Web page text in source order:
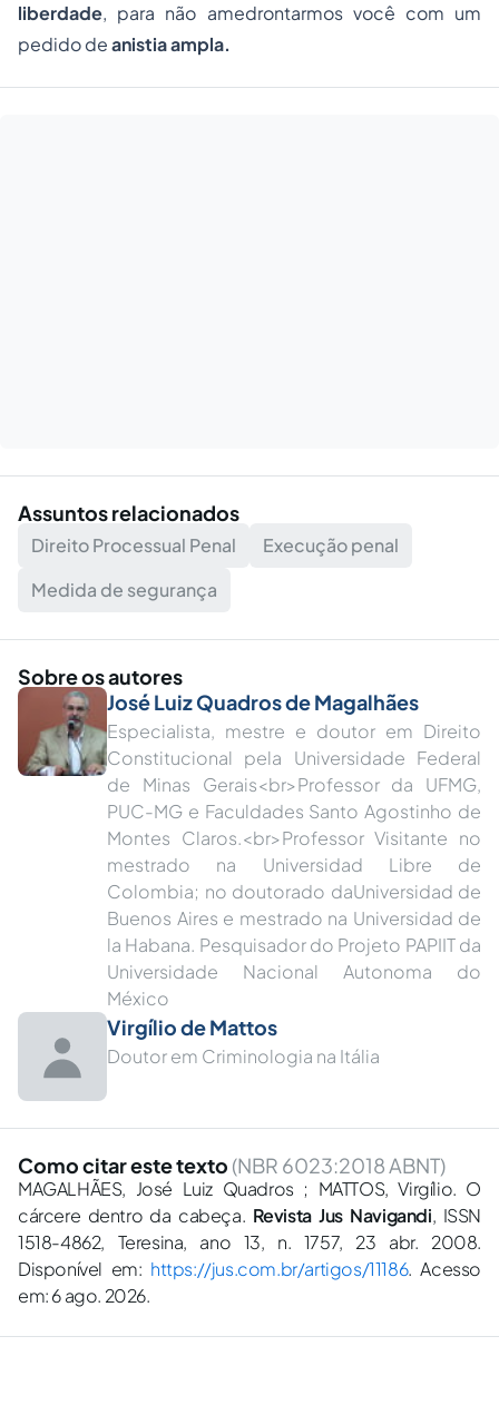
liberdade, para não amedrontarmos você com um
pedido deanistia ampla.
Assuntos relacionados
Direito Processual Penal
Execução penal
Medida de segurança
Sobre os autores
José Luiz Quadros de Magalhães
Especialista, mestre e doutor em Direito
Constitucional pela Universidade Federal
de Minas Gerais<br>Professor da UFMG,
PUC-MG e Faculdades Santo Agostinho de
Montes Claros.<br>Professor Visitante no
mestrado na Universidad Libre de
Colombia; no doutorado daUniversidad de
Buenos Aires e mestrado na Universidad de
la Habana. Pesquisador do Projeto PAPIIT da
Universidade Nacional Autonoma do
México
Virgílio de Mattos
Doutor em Criminologia na Itália
Como citar este texto (NBR 6023:2018 ABNT)
MAGALHÃES, José Luiz Quadros ; MATTOS, Virgílio. O
cárcere dentro da cabeça. Revista Jus Navigandi, ISSN
1518-4862, Teresina, ano 13, n. 1757, 23 abr. 2008.
Disponível em: https://jus.com.br/artigos/11186. Acesso
em: 6 ago. 2026.